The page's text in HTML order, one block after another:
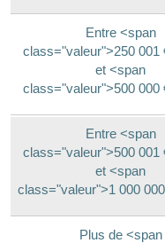
Entre <span
class="valeur">250 001
et <span
class="valeur">500 000
Entre <span
class="valeur">500 001
et <span
class="valeur">1 000
Plus de <span